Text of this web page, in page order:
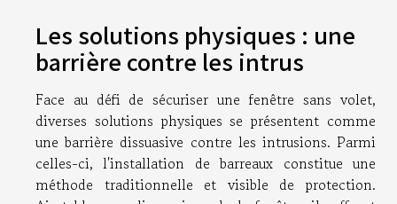
Les solutions physiques : une
barrière contre les intrus
Face au défi de sécuriser une fenêtre sans volet,
diverses solutions physiques se présentent comme
une barrière dissuasive contre les intrusions. Parmi
celles-ci, l'installation de barreaux constitue une
méthode traditionnelle et visible de protection.